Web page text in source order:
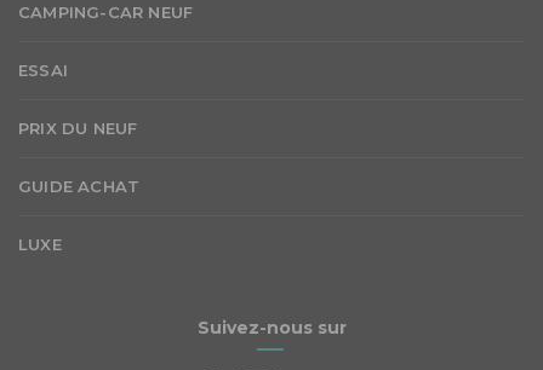
CAMPING-CAR NEUF
ESSAI
PRIX DU NEUF
GUIDE ACHAT
LUXE
Suivez-nous sur